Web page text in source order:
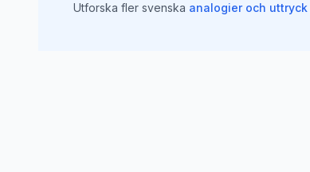
Utforska fler svenska analogier och uttryck